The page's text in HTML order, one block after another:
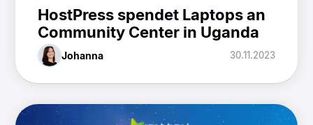
HostPress spendet Laptops an
Community Center in Uganda
Johanna 30.11.2023